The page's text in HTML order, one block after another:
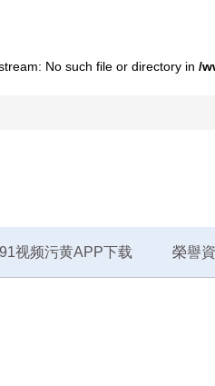
No such file or directory in /
91视频污黄APP下载 榮譽